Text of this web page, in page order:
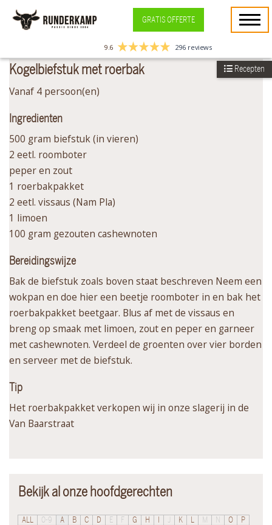
GRATIS OFFERTE
9.6 296 reviews
Kogelbiefstuk met roerbak
Vanaf 4 persoon(en)
Ingredienten
500 gram biefstuk (in vieren)
2 eetl. roomboter
peper en zout
1 roerbakpakket
2 eetl. vissaus (Nam Pla)
1 limoen
100 gram gezouten cashewnoten
Bereidingswijze
Bak de biefstuk zoals boven staat beschreven Neem een
wokpan en doe hier een beetje roomboter in en bak het
roerbakpakket beetgaar. Blus af met de vissaus en
breng op smaak met limoen, zout en peper en garneer
met cashewnoten. Verdeel de groenten over vier borden
en serveer met de biefstuk.
Tip
Het roerbakpakket verkopen wij in onze slagerij in de
Van Baarstraat
Bekijk al onze hoofdgerechten
ALL 0-9 A B C D E F G H K M N O
P
Recepten